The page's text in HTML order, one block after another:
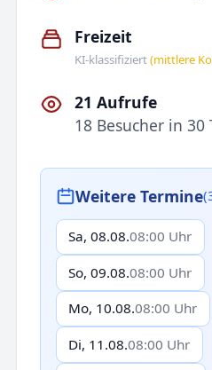
Freizeit
KI-klassifiziert(mittlere
21 Aufrufe
18 Besucher in 30
Weitere Termine
Sa, 08.08.08:00 Uhr
So, 09.08.08:00 Uhr
Mo, 10.08.08:00 Uhr
Di, 11.08.08:00 Uhr